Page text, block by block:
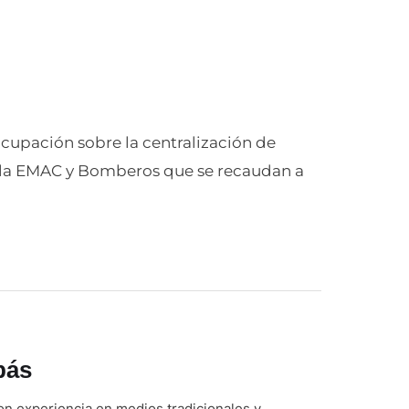
sobre la centralización de
EMAC y Bomberos que se recaudan a